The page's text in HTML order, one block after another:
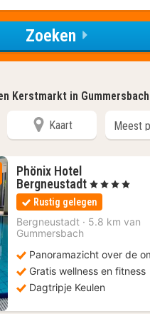
Zoeken
Kerstmarkt in
Kaart
Phönix Hotel
Bergneustadt 1
nacht
vanaf
140
, 4 Sterren
Rustig gelegen
Bergneustadt · 5.8 km van
Gummersbach
Panoramazicht over de
Gratis wellness en fitness
Dagtripje Keulen